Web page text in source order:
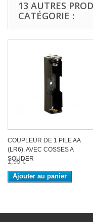
13 AUTRES
CATÉGORIE :
COUPLEUR DE 1 PILE AA
(LR6). AVEC COSSES A
SOUDER
1,95 €
Ajouter au panier